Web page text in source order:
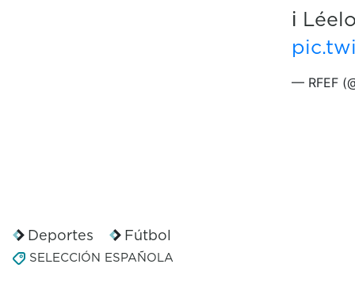
ℹ️
— RFEF
Deportes Fútbol
SELECCIÓN ESPAÑOLA